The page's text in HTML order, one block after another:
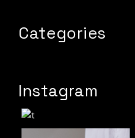
Categories
Instagram